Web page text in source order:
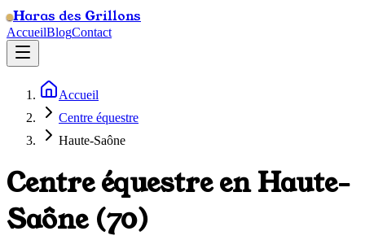
Haras des Grillons
AccueilBlogContact
Accueil
Centre équestre
Haute-Saône
Centre équestre enHaute-
Saône(70)